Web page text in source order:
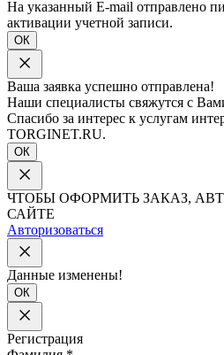
На указанный E-mail отправлено
активации учетной записи.
ОК
Ваша заявка успешно отправлена!
Наши специалисты свяжутся с
Спасибо за интерес к услугам
TORGINET.RU.
ОК
ЧТОБЫ ОФОРМИТЬ ЗАКАЗ,
САЙТЕ
Авторизоваться
Данные изменены!
ОК
Регистрация